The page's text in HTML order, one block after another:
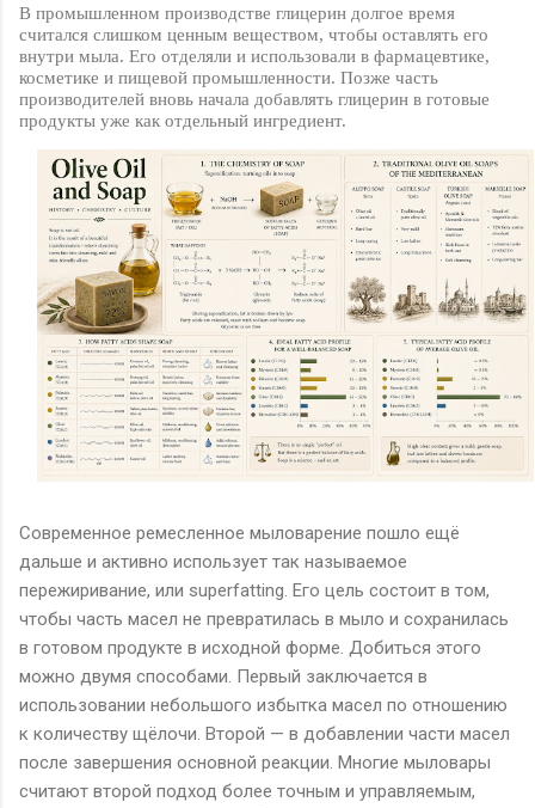
В промышленном производстве глицерин долгое время
считался слишком ценным веществом, чтобы оставлять его
внутри мыла. Его отделяли и использовали в фармацевтике,
косметике и пищевой промышленности. Позже часть
производителей вновь начала добавлять глицерин в готовые
продукты уже как отдельный ингредиент.
Современное ремесленное мыловарение пошло ещё
дальше и активно использует так называемое
пережиривание, или superfatting. Его цель состоит в том,
чтобы часть масел не превратилась в мыло и сохранилась
в готовом продукте в исходной форме. Добиться этого
можно двумя способами. Первый заключается в
использовании небольшого избытка масел по отношению
к количеству щёлочи. Второй — в добавлении части масел
после завершения основной реакции. Многие мыловары
считают второй подход более точным и управляемым,